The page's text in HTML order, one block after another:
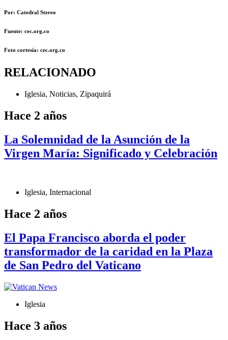
Por: Catedral Stereo
Fuente: cec.org.co
Foto cortesía: cec.org.co
RELACIONADO
Iglesia, Noticias, Zipaquirá
Hace 2 años
La Solemnidad de la Asunción de la
Virgen María: Significado y Celebración
Iglesia, Internacional
Hace 2 años
El Papa Francisco aborda el poder
transformador de la caridad en la Plaza
de San Pedro del Vaticano
Iglesia
Hace 3 años